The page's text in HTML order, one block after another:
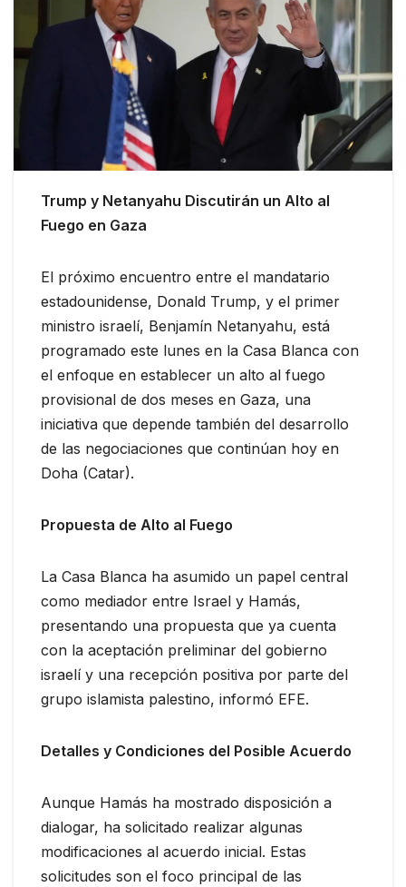
Trump y Netanyahu Discutirán un Alto al
Fuego en Gaza
El próximo encuentro entre el mandatario
estadounidense, Donald Trump, y el primer
ministro israelí, Benjamín Netanyahu, está
programado este lunes en la Casa Blanca con
el enfoque en establecer un alto al fuego
provisional de dos meses en Gaza, una
iniciativa que depende también del desarrollo
de las negociaciones que continúan hoy en
Doha (Catar).
Propuesta de Alto al Fuego
La Casa Blanca ha asumido un papel central
como mediador entre Israel y Hamás,
presentando una propuesta que ya cuenta
con la aceptación preliminar del gobierno
israelí y una recepción positiva por parte del
grupo islamista palestino, informó EFE.
Detalles y Condiciones del Posible Acuerdo
Aunque Hamás ha mostrado disposición a
dialogar, ha solicitado realizar algunas
modificaciones al acuerdo inicial. Estas
solicitudes son el foco principal de las